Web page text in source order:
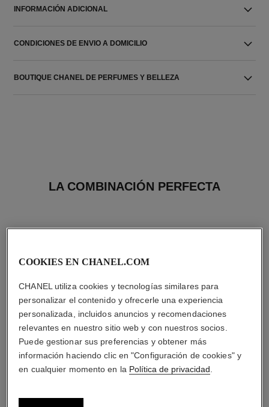
INFORMACIÓN ADICIONAL
CONDICIONES DE ENVIO A DOMICILIO
BOUTIQUE CHANEL DE PERFUMES Y BELLEZA
LA COMBINACIÓN PERFECTA
COOKIES EN CHANEL.COM
CHANEL utiliza cookies y tecnologías similares para
personalizar el contenido y ofrecerle una experiencia
personalizada, incluidos anuncios y recomendaciones
relevantes en nuestro sitio web y con nuestros socios.
Puede gestionar sus preferencias y obtener más
información haciendo clic en "Configuración de cookies" y
en cualquier momento en la Política de privacidad